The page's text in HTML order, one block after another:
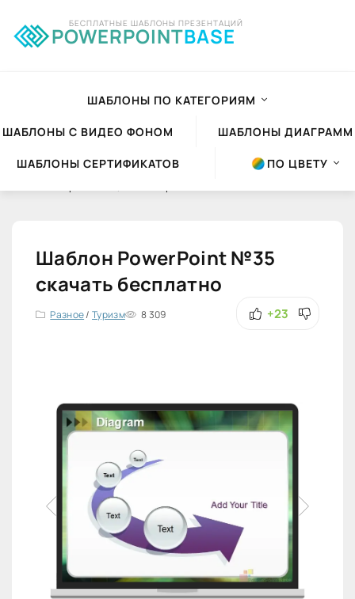
POWERPOINTBASE
БЕСПЛАТНЫЕ ШАБЛОНЫ ПРЕЗЕНТАЦИЙ
ШАБЛОНЫ ПО КАТЕГОРИЯМ
ШАБЛОНЫ С ВИДЕО ФОНОМ ШАБЛОНЫ ДИАГРАММ
ШАБЛОНЫ СЕРТИФИКАТОВ ПО ЦВЕТУ
Шаблон PowerPoint №35
скачать бесплатно
+23
Разное/Туризм 8 309